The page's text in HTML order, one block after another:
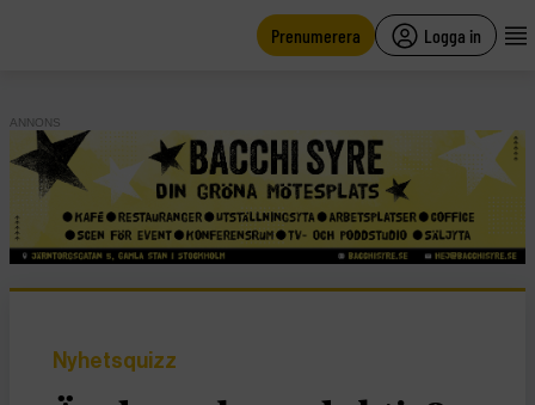
Prenumerera Logga in
ANNONS
Nyhetsquizz